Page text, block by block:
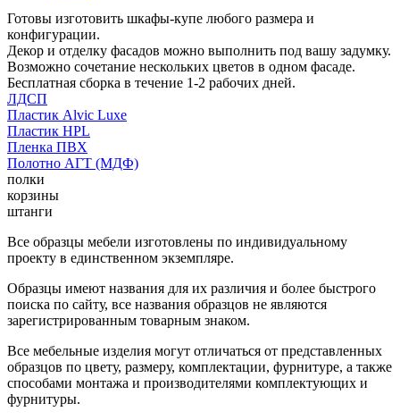
Готовы изготовить шкафы-купе любого размера и
конфигурации.
Декор и отделку фасадов можно выполнить под вашу задумку.
Возможно сочетание нескольких цветов в одном фасаде.
Бесплатная сборка в течение 1-2 рабочих дней.
ЛДСП
Пластик Alvic Luxe
Пластик HPL
Пленка ПВХ
Полотно АГТ (МДФ)
полки
корзины
штанги
Все образцы мебели изготовлены по индивидуальному
проекту в единственном экземпляре.
Образцы имеют названия для их различия и более быстрого
поиска по сайту, все названия образцов не являются
зарегистрированным товарным знаком.
Все мебельные изделия могут отличаться от представленных
образцов по цвету, размеру, комплектации, фурнитуре, а также
способами монтажа и производителями комплектующих и
фурнитуры.